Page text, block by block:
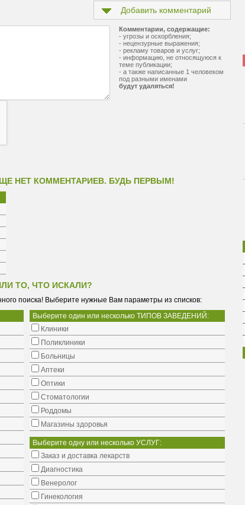
Добавить комментарий
Комментарии, содержащие:
- угрозы и оскорбления;
- нецензурные выражения;
- рекламу товаров и услуг;
- информацию, не относящуюся к
теме публикации;
- а также написанные 1 человеком
под разными именами
будут удаляться!
НЕТ КОММЕНТАРИЕВ. БУДЬ ПЕРВЫМ!
ТО, ЧТО ИСКАЛИ?
поиска! Выберите нужные Вам параметры из списков:
Выберите один или несколько ТИПОВ ЗАВЕДЕНИЙ:
Клиники
Поликлиники
Больницы
Аптеки
Оптики
Стоматологии
Роддомы
Магазины здоровья
Выберите одну или несколько УСЛУГ:
Заказ и доставка лекарств
Диагностика
Венеролог
Гинекология